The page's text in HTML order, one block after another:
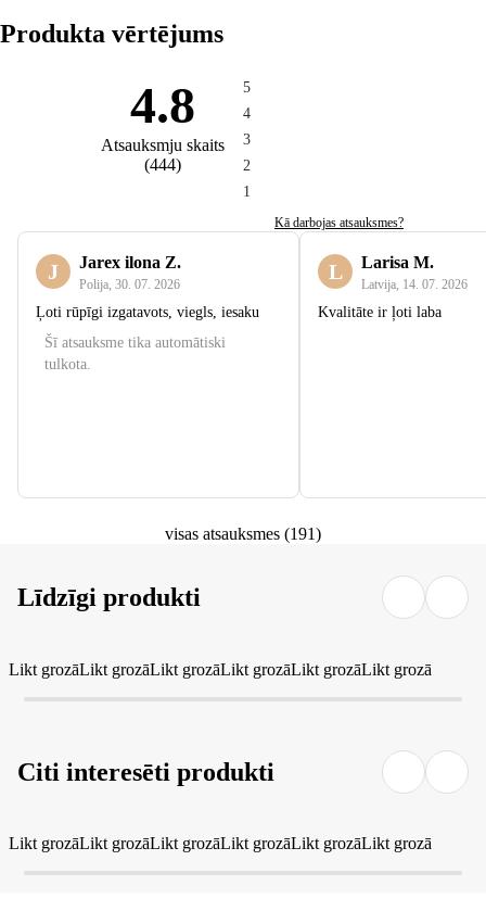
Produkta vērtējums
4.8
Atsauksmju skaits
(444)
5
4
3
2
1
Kā darbojas atsauksmes?
J Jarex ilona Z.
Polija 30. 07. 2026
Ļoti rūpīgi izgatavots, viegls, iesaku
Šī atsauksme tika automātiski
tulkota.
L Larisa M.
Latvija 14. 07. 2026
Kvalitāte ir ļoti laba
visas atsauksmes (191)
Līdzīgi produkti
Likt grozāLikt grozāLikt grozāLikt grozāLikt grozāLikt grozā
Citi interesēti produkti
Likt grozāLikt grozāLikt grozāLikt grozāLikt grozāLikt grozā